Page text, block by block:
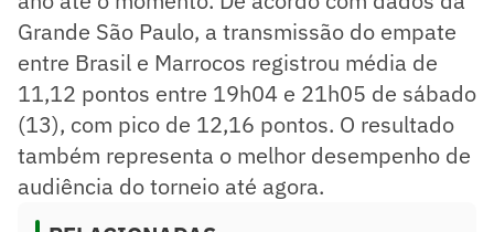
Grande São Paulo, a transmissão do empate
entre Brasil e Marrocos registrou média de
11,12 pontos entre 19h04 e 21h05 de sábado
(13), com pico de 12,16 pontos. O resultado
também representa o melhor desempenho de
audiência do torneio até agora.